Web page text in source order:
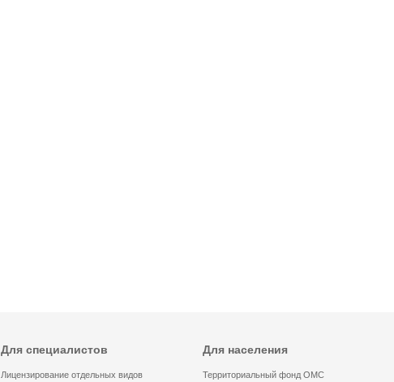
Для специалистов
Лицензирование отдельных видов
Для населения
Территориальный фонд ОМС